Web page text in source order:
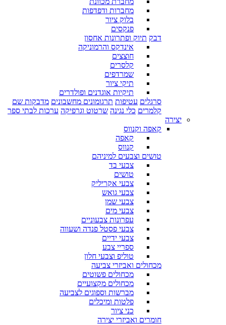
מחברות ודפדפות
בלוק ציור
פנקסים
דבק תיוק ופתרונות אחסון
אינדקס והרמוניקה
חוצצים
קלסרים
שמרדפים
תיקי ציור
תיקיות אוגדנים ופולדרים
סרגלים עטיפות תרגומונים מחשבונים מדבקות שם
קלמרים כלי נגינה שרטוט וגרפיקה ערכות לבתי ספר
יצירה
קאפה וקנווס
קאפה
קנווס
טושים וצבעים למיניהם
צבעי בד
טושים
צבעי אקריליק
צבעי גואש
צבעי שמן
צבעי מים
עפרונות צבעוניים
צבעי פסטל פנדה ושעווה
צבעי ידיים
ספריי צבע
טוליפ וצבעי חלון
מכחולים ואביזרי צביעה
מכחולים פשוטים
מכחולים מקצועיים
מברשות וספוגים לצביעה
פלטות ומיכלים
כני ציור
חומרים ואביזרי יצירה